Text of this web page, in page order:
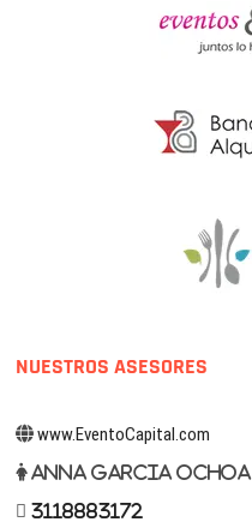
NUESTROS ASESORES
www.EventoCapital.com
Anna Garcia Ochoa
3118883172